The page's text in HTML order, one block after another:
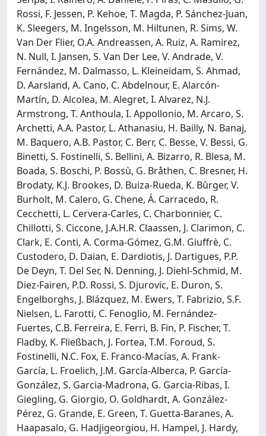
Rossi, F. Jessen, P. Kehoe, T. Magda, P. Sánchez-Juan,
K. Sleegers, M. Ingelsson, M. Hiltunen, R. Sims, W.
Van Der Flier, O.A. Andreassen, A. Ruiz, A. Ramirez,
N. Null, I. Jansen, S. Van Der Lee, V. Andrade, V.
Fernández, M. Dalmasso, L. Kleineidam, S. Ahmad,
D. Aarsland, A. Cano, C. Abdelnour, E. Alarcón-
Martín, D. Alcolea, M. Alegret, I. Alvarez, N.J.
Armstrong, T. Anthoula, I. Appollonio, M. Arcaro, S.
Archetti, A.A. Pastor, L. Athanasiu, H. Bailly, N. Banaj,
M. Baquero, A.B. Pastor, C. Berr, C. Besse, V. Bessi, G.
Binetti, S. Fostinelli, S. Bellini, A. Bizarro, R. Blesa, M.
Boada, S. Boschi, P. Bossù, G. Bråthen, C. Bresner, H.
Brodaty, K.J. Brookes, D. Buiza-Rueda, K. Bûrger, V.
Burholt, M. Calero, G. Chene, Á. Carracedo, R.
Cecchetti, L. Cervera-Carles, C. Charbonnier, C.
Chillotti, S. Ciccone, J.A.H.R. Claassen, J. Clarimon, C.
Clark, E. Conti, A. Corma-Gómez, G.M. Giuffrè, C.
Custodero, D. Daian, E. Dardiotis, J. Dartigues, P.P.
De Deyn, T. Del Ser, N. Denning, J. Diehl-Schmid, M.
Diez-Fairen, P.D. Rossi, S. Djurovic, E. Duron, S.
Engelborghs, J. Blázquez, M. Ewers, T. Fabrizio, S.F.
Nielsen, L. Farotti, C. Fenoglio, M. Fernández-
Fuertes, C.B. Ferreira, E. Ferri, B. Fin, P. Fischer, T.
Fladby, K. Fließbach, J. Fortea, T.M. Foroud, S.
Fostinelli, N.C. Fox, E. Franco-Macías, A. Frank-
García, L. Froelich, J.M. García-Alberca, P. García-
González, S. Garcia-Madrona, G. Garcia-Ribas, I.
Giegling, G. Giorgio, O. Goldhardt, A. González-
Pérez, G. Grande, E. Green, T. Guetta-Baranes, A.
Haapasalo, G. Hadjigeorgiou, H. Hampel, J. Hardy,